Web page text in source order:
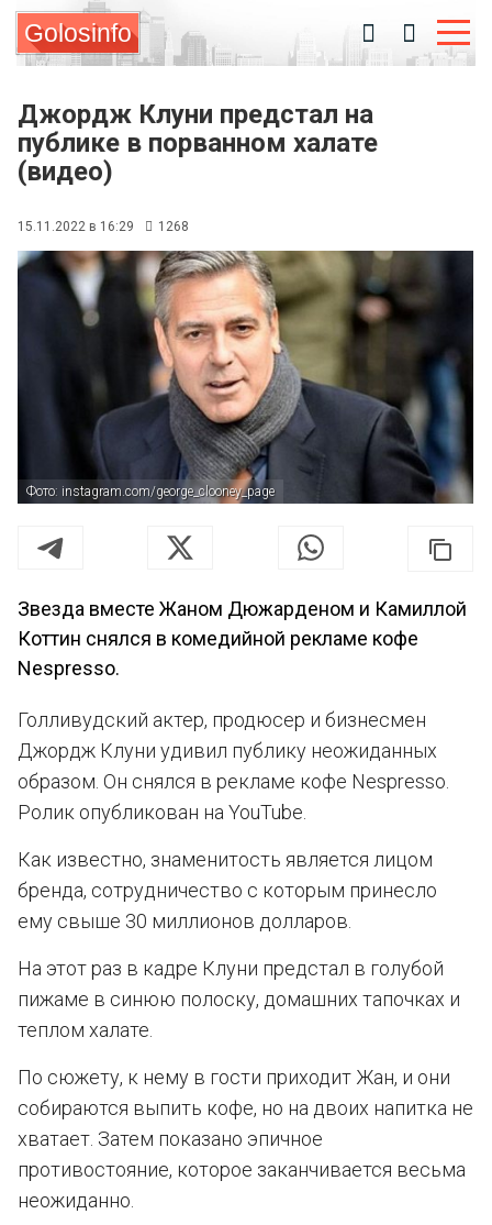
Golosinfo
Джордж Клуни предстал на
публике в порванном халате
(видео)
15.11.2022 в 16:29 1268
Фото: instagram.com/george_clooney_page
Звезда вместе Жаном Дюжарденом и Камиллой
Коттин снялся в комедийной рекламе кофе
Nespresso.
Голливудский актер, продюсер и бизнесмен
Джордж Клуни удивил публику неожиданных
образом. Он снялся в рекламе кофе Nespresso.
Ролик опубликован на YouTube.
Как известно, знаменитость является лицом
бренда, сотрудничество с которым принесло
ему свыше 30 миллионов долларов.
На этот раз в кадре Клуни предстал в голубой
пижаме в синюю полоску, домашних тапочках и
теплом халате.
По сюжету, к нему в гости приходит Жан, и они
собираются выпить кофе, но на двоих напитка не
хватает. Затем показано эпичное
противостояние, которое заканчивается весьма
неожиданно.